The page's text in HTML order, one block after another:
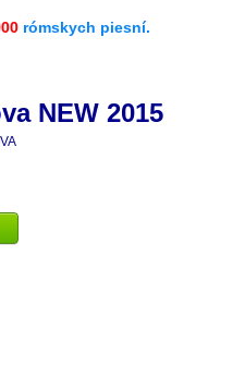
rómskych piesní.
NEW 2015